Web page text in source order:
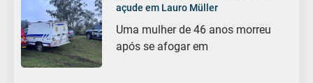
açude em Lauro Müller
Uma mulher de 46 anos morreu
após se afogar em